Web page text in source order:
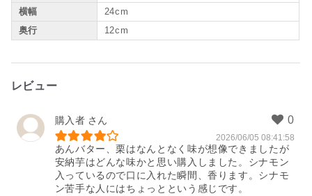
横幅
24cm
奥行
12cm
レビュー
購入者
2026/06/05 08:41:58
あんバター、栗はなんとなく味が想像できましたが
安納芋はどんな味かと思い購入しました。シナモン
入っているので口に入れた瞬間、香ります。シナモ
ン苦手な人にはちょっとという感じです。